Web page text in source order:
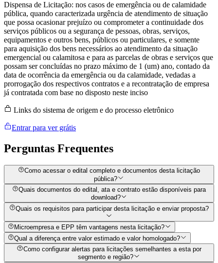
Dispensa de Licitação: nos casos de emergência ou de calamidade
pública, quando caracterizada urgência de atendimento de situação
que possa ocasionar prejuízo ou comprometer a continuidade dos
serviços públicos ou a segurança de pessoas, obras, serviços,
equipamentos e outros bens, públicos ou particulares, e somente
para aquisição dos bens necessários ao atendimento da situação
emergencial ou calamitosa e para as parcelas de obras e serviços que
possam ser concluídas no prazo máximo de 1 (um) ano, contado da
data de ocorrência da emergência ou da calamidade, vedadas a
prorrogação dos respectivos contratos e a recontratação de empresa
já contratada com base no disposto neste inciso
Links do sistema de origem e do processo eletrônico
Entrar para ver grátis
Perguntas Frequentes
Como acessar o edital completo e documentos desta licitação
pública?
Quais documentos do edital, ata e contrato estão disponíveis para
download?
Quais os requisitos para participar desta licitação e enviar proposta?
Microempresa e EPP têm vantagens nesta licitação?
Qual a diferença entre valor estimado e valor homologado?
Como configurar alertas para licitações semelhantes a esta por
segmento e região?